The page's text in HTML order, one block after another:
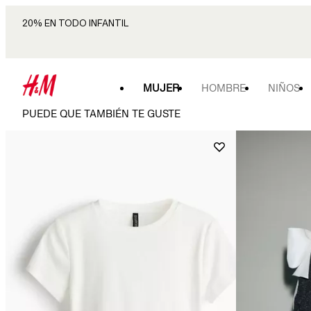
20% EN TODO INFANTIL
MUJER HOMBRE NIÑOS
PUEDE QUE TAMBIÉN TE GUSTE